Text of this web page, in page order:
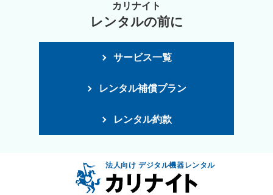
カリナイト
レンタルの前に
サービス一覧
レンタル補償プラン
レンタル約款
法人向け デジタル機器レンタル